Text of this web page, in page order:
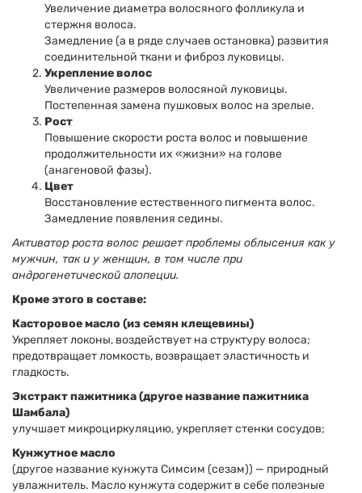
Увеличение диаметра волосяного фолликула и
стержня волоса.
Замедление (а в ряде случаев остановка) развития
соединительной ткани и фиброз луковицы.
Укрепление волос
Увеличение размеров волосяной луковицы.
Постепенная замена пушковых волос на зрелые.
Рост
Повышение скорости роста волос и повышение
продолжительности их «жизни» на голове
(анагеновой фазы).
Цвет
Восстановление естественного пигмента волос.
Замедление появления седины.
Активатор роста волос решает проблемы облысения как у
мужчин, так и у женщин, в том числе при
андрогенетической алопеции.
Кроме этого в составе:
Касторовое масло (из семян клещевины)
Укрепляет локоны, воздействует на структуру волоса;
предотвращает ломкость, возвращает эластичность и
гладкость.
Экстракт пажитника (другое название пажитника
Шамбала)
улучшает микроциркуляцию, укрепляет стенки сосудов;
Кунжутное масло
(другое название кунжута Симсим (сезам)) — природный
увлажнитель. Масло кунжута содержит в себе полезные